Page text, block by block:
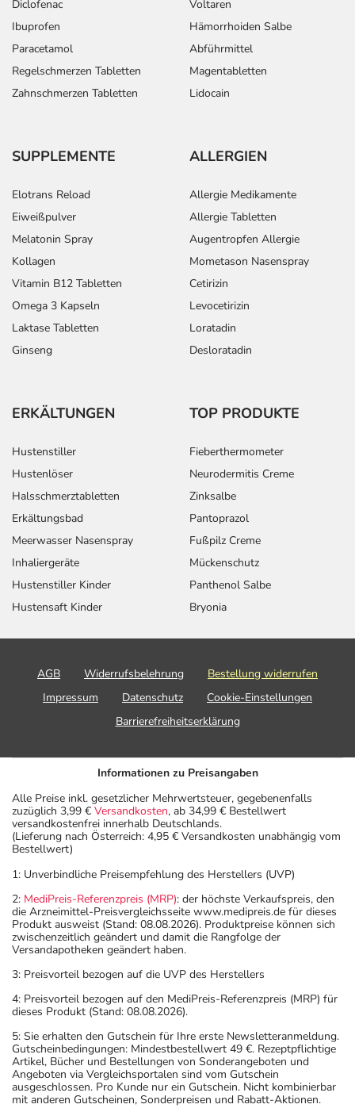
Diclofenac
Ibuprofen
Paracetamol
Regelschmerzen Tabletten
Zahnschmerzen Tabletten
Voltaren
Hämorrhoiden Salbe
Abführmittel
Magentabletten
Lidocain
SUPPLEMENTE
Elotrans Reload
Eiweißpulver
Melatonin Spray
Kollagen
Vitamin B12 Tabletten
Omega 3 Kapseln
Laktase Tabletten
Ginseng
ALLERGIEN
Allergie Medikamente
Allergie Tabletten
Augentropfen Allergie
Mometason Nasenspray
Cetirizin
Levocetirizin
Loratadin
Desloratadin
ERKÄLTUNGEN
Hustenstiller
Hustenlöser
Halsschmerztabletten
Erkältungsbad
Meerwasser Nasenspray
Inhaliergeräte
Hustenstiller Kinder
Hustensaft Kinder
TOP PRODUKTE
Fieberthermometer
Neurodermitis Creme
Zinksalbe
Pantoprazol
Fußpilz Creme
Mückenschutz
Panthenol Salbe
Bryonia
AGB Widerrufsbelehrung
Bestellung widerrufen
Impressum
Datenschutz
Cookie-Einstellungen
Barrierefreiheitserklärung
Informationen zu Preisangaben
Alle Preise inkl. gesetzlicher Mehrwertsteuer, gegebenenfalls
zuzüglich 3,99 € Versandkosten, ab 34,99 € Bestellwert
versandkostenfrei innerhalb Deutschlands.
(Lieferung nach Österreich: 4,95 € Versandkosten unabhängig vom
Bestellwert)
1: Unverbindliche Preisempfehlung des Herstellers (UVP)
2: MediPreis-Referenzpreis (MRP): der höchste Verkaufspreis, den
die Arzneimittel-Preisvergleichsseite www.medipreis.de für dieses
Produkt ausweist (Stand: 08.08.2026). Produktpreise können sich
zwischenzeitlich geändert und damit die Rangfolge der
Versandapotheken geändert haben.
3: Preisvorteil bezogen auf die UVP des Herstellers
4: Preisvorteil bezogen auf den MediPreis-Referenzpreis (MRP) für
dieses Produkt (Stand: 08.08.2026).
5: Sie erhalten den Gutschein für Ihre erste Newsletteranmeldung.
Gutscheinbedingungen: Mindestbestellwert 49 €. Rezeptpflichtige
Artikel, Bücher und Bestellungen von Sonderangeboten und
Angeboten via Vergleichsportalen sind vom Gutschein
ausgeschlossen. Pro Kunde nur ein Gutschein. Nicht kombinierbar
mit anderen Gutscheinen, Sonderpreisen und Rabatt-Aktionen.